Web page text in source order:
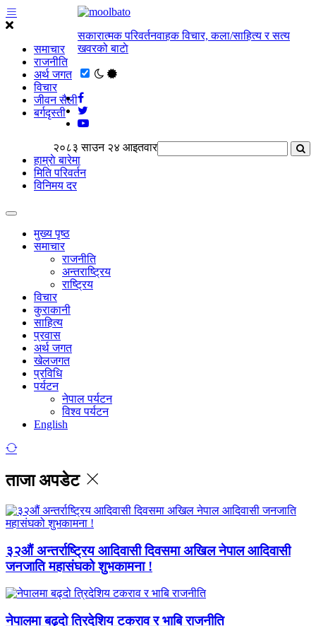
समाचार
राजनीति
अर्थ जगत
विचार
जीवन सैली
बर्गदृस्ती
सकारात्मक परिवर्तनवाहक विचार, कला/साहित्य र सत्य
खवरको बाटाे
२०८३ साउन २४ आइतवार
हाम्राे बारेमा
मिति परिवर्तन
विनिमय दर
मुख्य पृष्ठ
समाचार
राजनीति
अन्तराष्ट्रिय
राष्ट्रिय
विचार
कुराकानी
साहित्य
प्रवास
अर्थ जगत
खेलजगत
प्रविधि
पर्यटन
नेपाल पर्यटन
विश्व पर्यटन
English
ताजा अपडेट
३२औं अन्तर्राष्ट्रिय आदिवासी दिवसमा अखिल नेपाल आदिवासी
जनजाति महासंघको शुभकामना !
नेपालमा बढ्दो त्रिदेशिय टकराव र भाबि राजनीति